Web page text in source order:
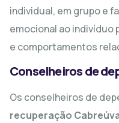
individual, em grupo e
emocional ao indivíduo
e comportamentos
Conselheiros de
Os conselheiros de
recuperação